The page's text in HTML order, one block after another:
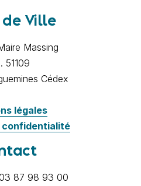
de Ville
Massing
51109
Cédex
légales
confidentialité
87 98 93 00